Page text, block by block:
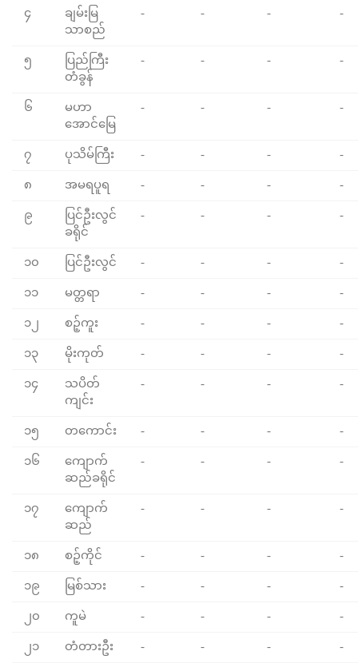
၄
ချမ်းမြ
သာစည်
- - -
-
၅
ပြည်ကြီး
တံခွန်
- - -
-
၆
မဟာ
အောင်မြေ
- - -
-
၇
ပုသိမ်ကြီး - - -
-
၈
အမရပူရ - - -
-
၉
ပြင်ဦးလွင်
ခရိုင်
- - -
-
၁၀
ပြင်ဦးလွင် - - -
-
၁၁
မတ္တရာ - - -
-
၁၂
စဉ့်ကူး - - -
-
၁၃
မိုးကုတ် - - -
-
၁၄
သပိတ်
ကျင်း
- - -
-
၁၅
တကောင်း - - -
-
၁၆
ကျောက်
ဆည်ခရိုင်
- - -
-
၁၇
ကျောက်
ဆည်
- - -
-
၁၈
စဉ့်ကိုင် - - -
-
၁၉
မြစ်သား - - -
-
၂၀
ကူမဲ - - -
-
၂၁
တံတားဦး - - -
-